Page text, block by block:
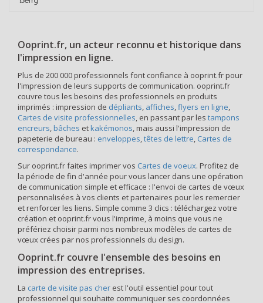
Ooprint.fr, un acteur reconnu et historique dans
l'impression en ligne.
Plus de 200 000 professionnels font confiance à ooprint.fr pour
l'impression de leurs supports de communication. ooprint.fr
couvre tous les besoins des professionnels en produits
imprimés : impression de dépliants, affiches,flyers en ligne,
Cartes de visite professionnelles, en passant par les tampons
encreurs,bâches etkakémonos, mais aussi l'impression de
papeterie de bureau : enveloppes,têtes de lettre, Cartes de
correspondance.
Sur ooprint.fr faites imprimer vos Cartes de voeux. Profitez de
la période de fin d'année pour vous lancer dans une opération
de communication simple et efficace : l'envoi de cartes de vœux
personnalisées à vos clients et partenaires pour les remercier
et renforcer les liens. Simple comme 3 clics : téléchargez votre
création et ooprint.fr vous l'imprime, à moins que vous ne
préfériez choisir parmi nos nombreux modèles de cartes de
vœux crées par nos professionnels du design.
Ooprint.fr couvre l'ensemble des besoins en
impression des entreprises.
La carte de visite pas cher est l'outil essentiel pour tout
professionnel qui souhaite communiquer ses coordonnées